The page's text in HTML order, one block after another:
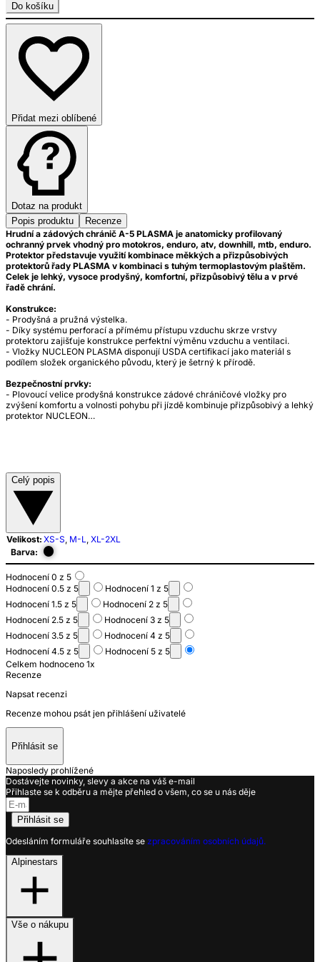
Do košíku
Přidat mezi oblíbené
Dotaz na produkt
Popis produktu
Recenze
Hrudní a zádových chránič A-5 PLASMA je anatomicky profilovaný
ochranný prvek vhodný pro motokros, enduro, atv, downhill, mtb, enduro.
Protektor představuje využití kombinace měkkých a přizpůsobivých
protektorů řady PLASMA v kombinaci s tuhým termoplastovým plaštěm.
Celek je lehký, vysoce prodyšný, komfortní, přizpůsobivý tělu a v prvé
řadě chrání.
Konstrukce:
- Prodyšná a pružná výstelka.
- Díky systému perforací a přímému přístupu vzduchu skrze vrstvy
protektoru zajišťuje konstrukce perfektní výměnu vzduchu a ventilaci.
- Vložky NUCLEON PLASMA disponují USDA certifikací jako materiál s
podílem složek organického původu, který je šetrný k přírodě.
Bezpečnostní prvky:
- Plovoucí velice prodyšná konstrukce zádové chráničové vložky pro
zvýšení komfortu a volnosti pohybu při jízdě kombinuje přizpůsobivý a lehký
protektor NUCLEON…
Celý popis
Velikost: XS-S, M-L, XL-2XL
Barva:
Hodnocení 0 z 5
Hodnocení 0.5 z 5
Hodnocení 1 z 5
Hodnocení 1.5 z 5
Hodnocení 2 z 5
Hodnocení 2.5 z 5
Hodnocení 3 z 5
Hodnocení 3.5 z 5
Hodnocení 4 z 5
Hodnocení 4.5 z 5
Hodnocení 5 z 5
Celkem hodnoceno 1x
Recenze
Napsat recenzi
Recenze mohou psát jen přihlášení uživatelé
Přihlásit se
Naposledy prohlížené
Dostávejte novinky, slevy a akce na váš e-mail
Přihlaste se k odběru a mějte přehled o všem, co se u nás děje
Přihlásit se
Odesláním formuláře souhlasíte se zpracováním osobních údajů.
Alpinestars
Vše o nákupu